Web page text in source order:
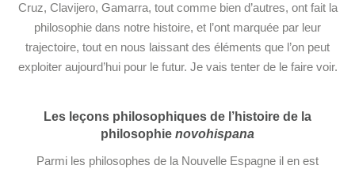
Cruz, Clavijero, Gamarra, tout comme bien d’autres, ont fait la
philosophie dans notre histoire, et l’ont marquée par leur
trajectoire, tout en nous laissant des éléments que l’on peut
exploiter aujourd’hui pour le futur. Je vais tenter de le faire voir.
Les leçons philosophiques de l’histoire de la
philosophie novohispana
Parmi les philosophes de la Nouvelle Espagne il en est